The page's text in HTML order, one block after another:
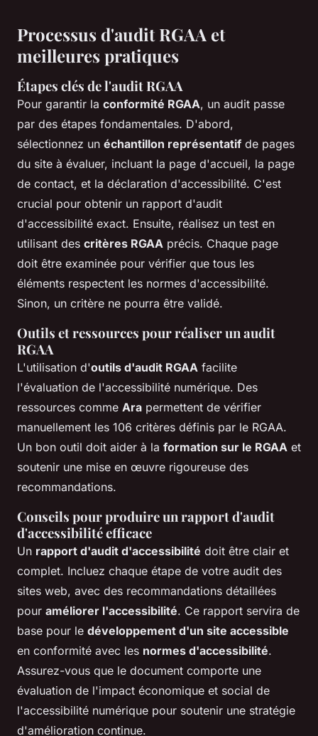
Processus d'audit RGAA et
meilleures pratiques
Étapes clés de l'audit RGAA
Pour garantir la conformité RGAA, un audit passe
par des étapes fondamentales. D'abord,
sélectionnez un échantillon représentatif de pages
du site à évaluer, incluant la page d'accueil, la page
de contact, et la déclaration d'accessibilité. C'est
crucial pour obtenir un rapport d'audit
d'accessibilité exact. Ensuite, réalisez un test en
utilisant des critères RGAA précis. Chaque page
doit être examinée pour vérifier que tous les
éléments respectent les normes d'accessibilité.
Sinon, un critère ne pourra être validé.
Outils et ressources pour réaliser un audit
RGAA
L'utilisation d'outils d'audit RGAA facilite
l'évaluation de l'accessibilité numérique. Des
ressources comme Ara permettent de vérifier
manuellement les 106 critères définis par le RGAA.
Un bon outil doit aider à la formation sur le RGAA et
soutenir une mise en œuvre rigoureuse des
recommandations.
Conseils pour produire un rapport d'audit
d'accessibilité efficace
Un rapport d'audit d'accessibilité doit être clair et
complet. Incluez chaque étape de votre audit des
sites web, avec des recommandations détaillées
pour améliorer l'accessibilité. Ce rapport servira de
base pour le développement d'un site accessible
en conformité avec les normes d'accessibilité.
Assurez-vous que le document comporte une
évaluation de l'impact économique et social de
l'accessibilité numérique pour soutenir une stratégie
d'amélioration continue.